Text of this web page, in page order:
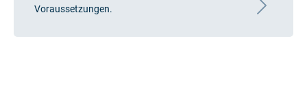
Voraussetzungen.